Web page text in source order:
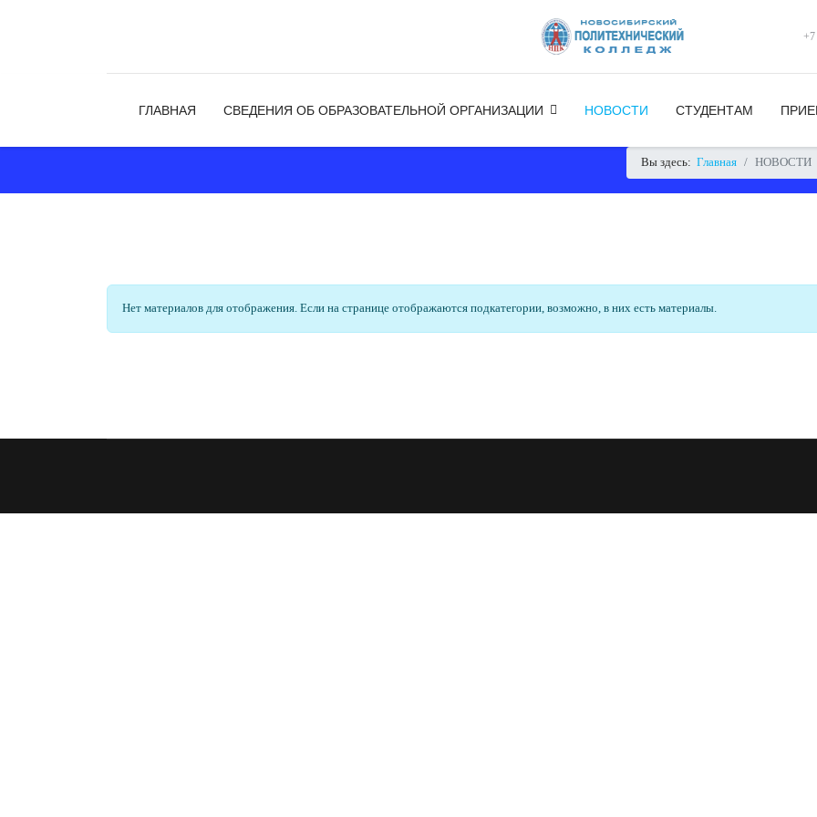
+7
ГЛАВНАЯ СВЕДЕНИЯ ОБ ОБРАЗОВАТЕЛЬНОЙ ОРГАНИЗАЦИИ НОВОСТИ СТУДЕНТАМ
Вы здесь: Главная НОВОСТИ
Информация
Нет материалов для отображения. Если на странице отображаются подкатегории, возможно, в них есть материалы.